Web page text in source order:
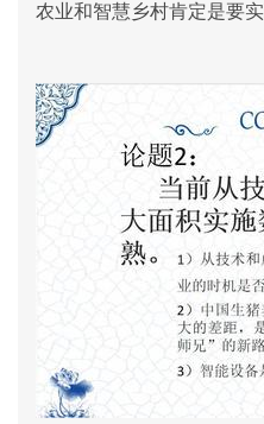
农业和智慧乡村肯定是要实